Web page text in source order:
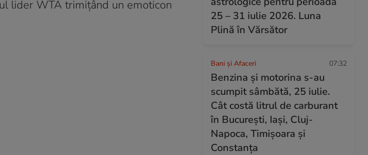
lider WTA trimițând un emoticon
25 – 31 iulie 2026. Luna
Plină în Vărsător
Bani și Afaceri 07:32
Benzina și motorina s-au
scumpit sâmbătă, 25 iulie.
Cât costă litrul de carburant
în București, Iași, Cluj-
Napoca, Timișoara și
Constanța